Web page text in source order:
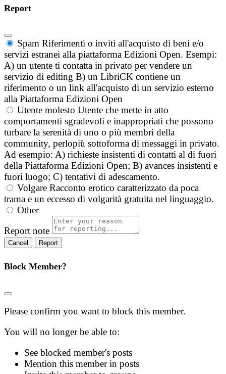
Report
Spam Riferimenti o inviti all'acquisto di beni e/o
servizi estranei alla piattaforma Edizioni Open. Esempi:
A) un utente ti contatta in privato per vendere un
servizio di editing B) un LibriCK contiene un
riferimento o un link all'acquisto di un servizio esterno
alla Piattaforma Edizioni Open
Utente molesto Utente che mette in atto
comportamenti sgradevoli e inappropriati che possono
turbare la serenità di uno o più membri della
community, perlopiù sottoforma di messaggi in privato.
Ad esempio: A) richieste insistenti di contatti al di fuori
della Piattaforma Edizioni Open; B) avances insistenti e
fuori luogo; C) tentativi di adescamento.
Volgare Racconto erotico caratterizzato da poca
trama e un eccesso di volgarità gratuita nel linguaggio.
Other
Report note
Report
Block Member?
Please confirm you want to block this member.
You will no longer be able to:
See blocked member's posts
Mention this member in posts